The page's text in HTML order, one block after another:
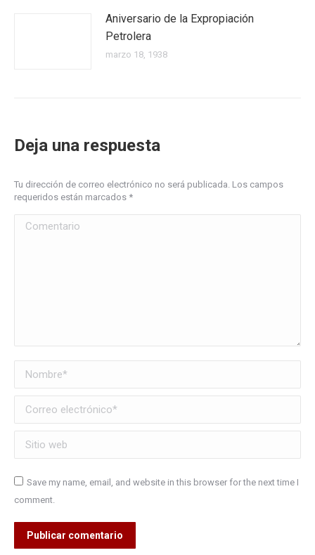
Aniversario de la Expropiación
Petrolera
marzo 18, 1938
Deja una respuesta
Tu dirección de correo electrónico no será publicada. Los campos
requeridos están marcados *
Comentario
Nombre *
Correo electrónico *
Sitio web
Save my name, email, and website in this browser for the next time I
comment.
Publicar comentario